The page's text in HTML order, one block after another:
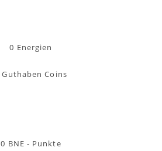
0 Energien
Guthaben Coins
0 BNE - Punkte